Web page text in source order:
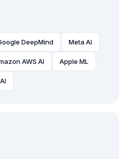
DeepMind Meta AI
AWS AI Apple ML